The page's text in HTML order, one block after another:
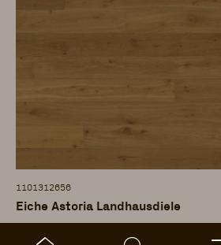
1101312656
Eiche Astoria Landhausdiele
ter Hürne - Parkett - Naturholz Parkett